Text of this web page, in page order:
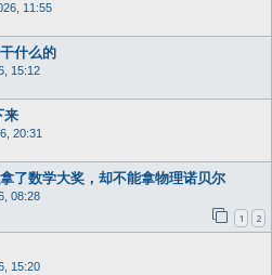
11:55
什么的
15:12
来
20:31
了数学大奖，却不能拿物理诺贝尔
08:28
1 2
15:20